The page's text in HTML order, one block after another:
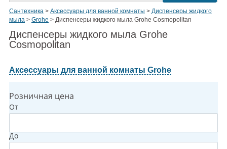
Сантехника > Аксессуары для ванной комнаты > Диспенсеры жидкого
мыла > Grohe > Диспенсеры жидкого мыла Grohe Cosmopolitan
Диспенсеры жидкого мыла Grohe
Cosmopolitan
Аксессуары для ванной комнаты Grohe
Розничная цена
От
До